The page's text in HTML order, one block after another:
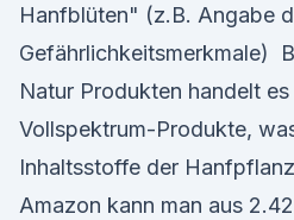
Hanfblüten" (z.B. Angabe
Gefährlichkeitsmerkmale)
Natur Produkten handelt
Vollspektrum-Produkte,
Inhaltsstoffe der
Amazon kann man aus